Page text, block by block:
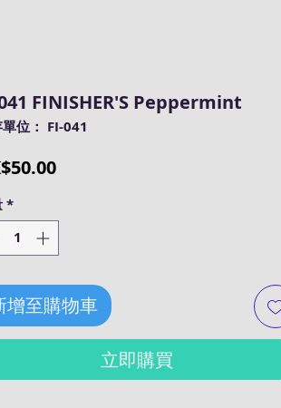
FINISHER'S Peppermint
位： FI-041
價
*
增至購物車
立即購買